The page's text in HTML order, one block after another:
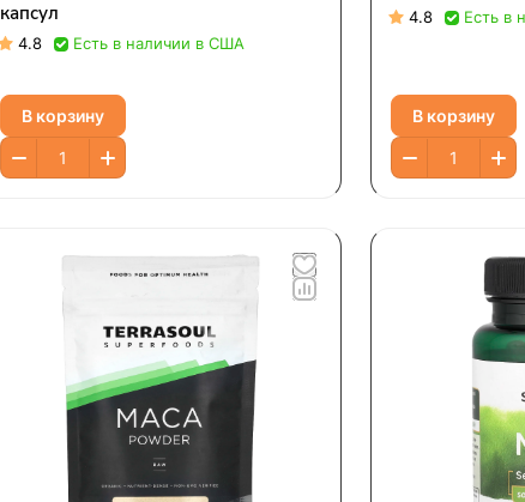
капсул
4.8 Есть в наличии в США
В корзину
4.8 Есть в
В корзину